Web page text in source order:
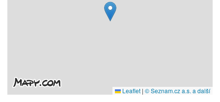
Leaflet | © Seznam.cz a.s. a další